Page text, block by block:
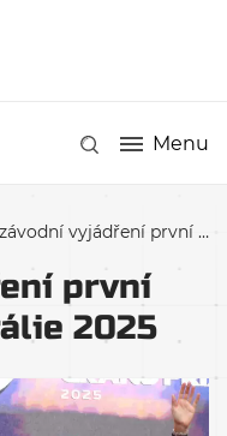
Menu
vyjádření první trojice z VC Austrálie 2025
první
2025